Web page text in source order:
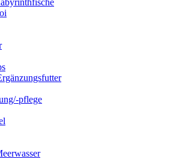
pflege